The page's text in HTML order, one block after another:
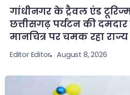
गांधीनगर के ट्रैवल एंड
छत्तीसगढ़ पर्यटन की दमदार
मानचित्र पर चमक रहा
Editor Editor August 8, 2026